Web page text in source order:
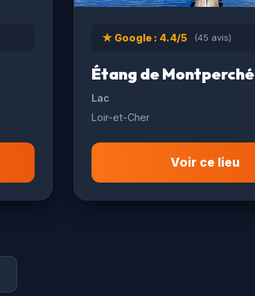
★ Google : 4.4/5 (45 avis)
Étang de Montperché
Lac
Loir-et-Cher
Voir ce lieu